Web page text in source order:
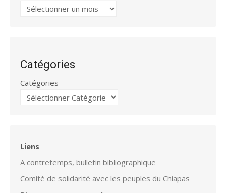
Catégories
Catégories
Liens
A contretemps, bulletin bibliographique
Comité de solidarité avec les peuples du Chiapas